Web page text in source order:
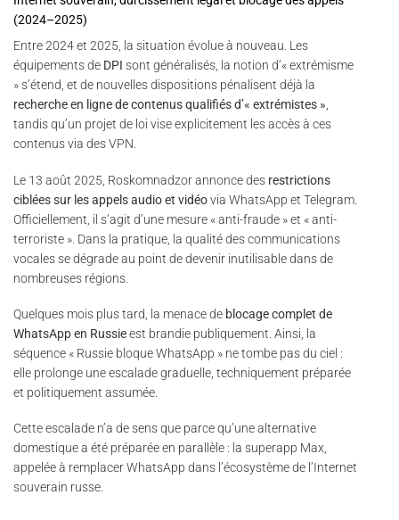
(2024–2025)
Entre 2024 et 2025, la situation évolue à nouveau. Les
équipements de DPI sont généralisés, la notion d’« extrémisme
» s’étend, et de nouvelles dispositions pénalisent déjà la
recherche en ligne de contenus qualifiés d’« extrémistes »,
tandis qu’un projet de loi vise explicitement les accès à ces
contenus via des VPN.
Le 13 août 2025, Roskomnadzor annonce des restrictions
ciblées sur les appels audio et vidéovia WhatsApp et Telegram.
Officiellement, il s’agit d’une mesure « anti-fraude » et « anti-
terroriste ». Dans la pratique, la qualité des communications
vocales se dégrade au point de devenir inutilisable dans de
nombreuses régions.
Quelques mois plus tard, la menace de blocage complet de
WhatsApp en Russieest brandie publiquement. Ainsi, la
séquence « Russie bloque WhatsApp » ne tombe pas du ciel :
elle prolonge une escalade graduelle, techniquement préparée
et politiquement assumée.
Cette escalade n’a de sens que parce qu’une alternative
domestique a été préparée en parallèle : la superapp Max,
appelée à remplacer WhatsApp dans l’écosystème de l’Internet
souverain russe.